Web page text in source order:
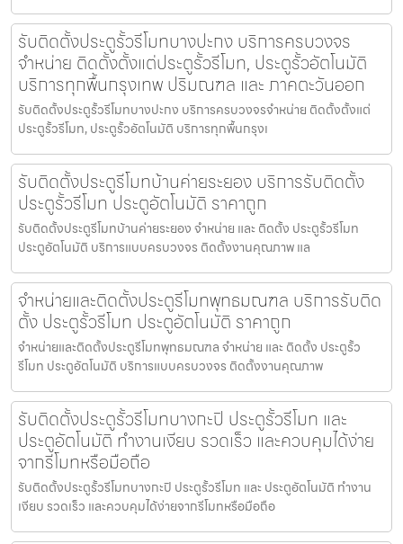
รับติดตั้งประตูรั้วรีโมทบางปะกง บริการครบวงจร
จำหน่าย ติดตั้งตั้งแต่ประตูรั้วรีโมท, ประตูรั้วอัตโนมัติ
บริการทุกพื้นกรุงเทพ ปริมณฑล และ ภาคตะวันออก
รับติดตั้งประตูรั้วรีโมทบางปะกง บริการครบวงจรจำหน่าย ติดตั้งตั้งแต่
ประตูรั้วรีโมท, ประตูรั้วอัตโนมัติ บริการทุกพื้นกรุงเ
รับติดตั้งประตูรีโมทบ้านค่ายระยอง บริการรับติดตั้ง
ประตูรั้วรีโมท ประตูอัตโนมัติ ราคาถูก
รับติดตั้งประตูรีโมทบ้านค่ายระยอง จำหน่าย และ ติดตั้ง ประตูรั้วรีโมท
ประตูอัตโนมัติ บริการแบบครบวงจร ติดตั้งงานคุณภาพ แล
จำหน่ายและติดตั้งประตูรีโมทพุทธมณฑล บริการรับติด
ตั้ง ประตูรั้วรีโมท ประตูอัตโนมัติ ราคาถูก
จำหน่ายและติดตั้งประตูรีโมทพุทธมณฑล จำหน่าย และ ติดตั้ง ประตูรั้ว
รีโมท ประตูอัตโนมัติ บริการแบบครบวงจร ติดตั้งงานคุณภาพ
รับติดตั้งประตูรั้วรีโมทบางกะปิ ประตูรั้วรีโมท และ
ประตูอัตโนมัติ ทำงานเงียบ รวดเร็ว และควบคุมได้ง่าย
จากรีโมทหรือมือถือ
รับติดตั้งประตูรั้วรีโมทบางกะปิ ประตูรั้วรีโมท และ ประตูอัตโนมัติ ทำงาน
เงียบ รวดเร็ว และควบคุมได้ง่ายจากรีโมทหรือมือถือ